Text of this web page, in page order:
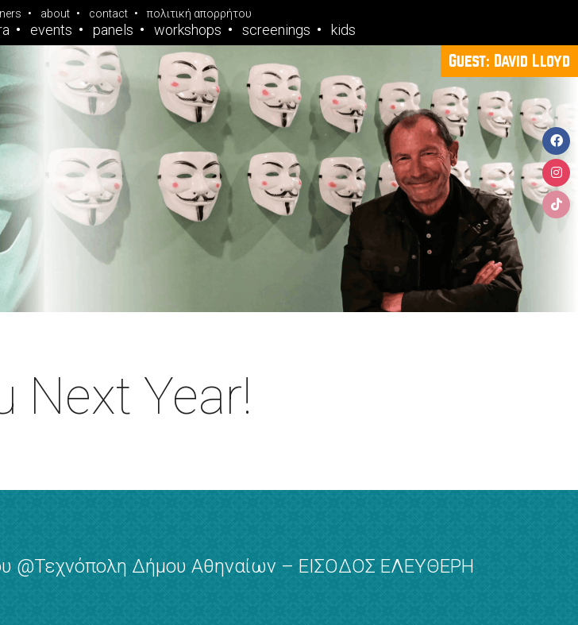
about contact πολιτική απορρήτου
events panels workshops screenings kids
Guest: David Lloyd
Τιμώμενος Καλλιτέχνης: Αντώνης Βαβαγιάννης (Κουραφέλκυθρος)
Next Year!
@Τεχνόπολη Δήμου Αθηναίων – ΕΙΣΟΔΟΣ ΕΛΕΥΘΕΡΗ